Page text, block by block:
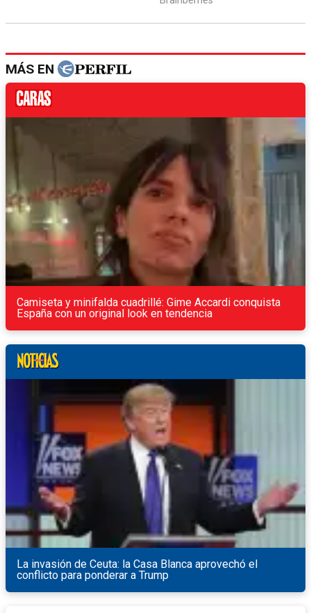
MÁS EN
Camiseta y minifalda cuadrillé: Gime Accardi conquista
España con un original look en tendencia
La invasión de Ceuta: la Casa Blanca aprovechó el
conflicto para ponderar a Trump